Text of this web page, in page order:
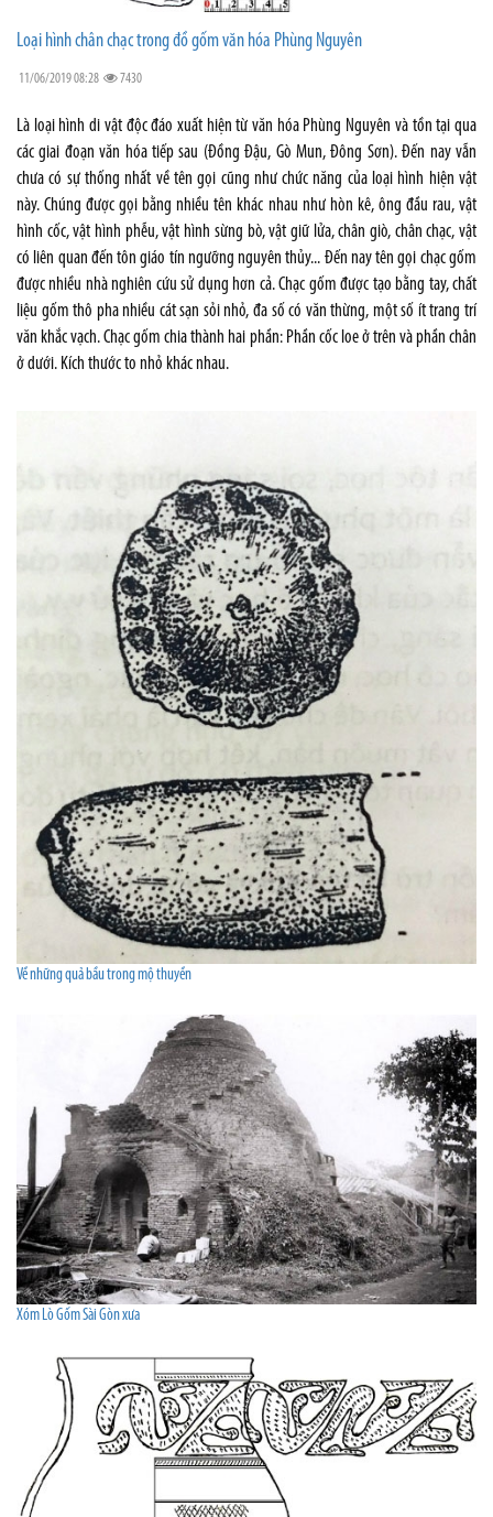
Loại hình chân chạc trong đồ gốm văn hóa Phùng Nguyên
11/06/2019 08:28 7430
Là loại hình di vật độc đáo xuất hiện từ văn hóa Phùng Nguyên và tồn tại qua
các giai đoạn văn hóa tiếp sau (Đồng Đậu, Gò Mun, Đông Sơn). Đến nay vẫn
chưa có sự thống nhất về tên gọi cũng như chức năng của loại hình hiện vật
này. Chúng được gọi bằng nhiều tên khác nhau như hòn kê, ông đầu rau, vật
hình cốc, vật hình phễu, vật hình sừng bò, vật giữ lửa, chân giò, chân chạc, vật
có liên quan đến tôn giáo tín ngưỡng nguyên thủy... Đến nay tên gọi chạc gốm
được nhiều nhà nghiên cứu sử dụng hơn cả. Chạc gốm được tạo bằng tay, chất
liệu gốm thô pha nhiều cát sạn sỏi nhỏ, đa số có văn thừng, một số ít trang trí
văn khắc vạch. Chạc gốm chia thành hai phần: Phần cốc loe ở trên và phần chân
ở dưới. Kích thước to nhỏ khác nhau.
Về những quả bầu trong mộ thuyền
Xóm Lò Gốm Sài Gòn xưa